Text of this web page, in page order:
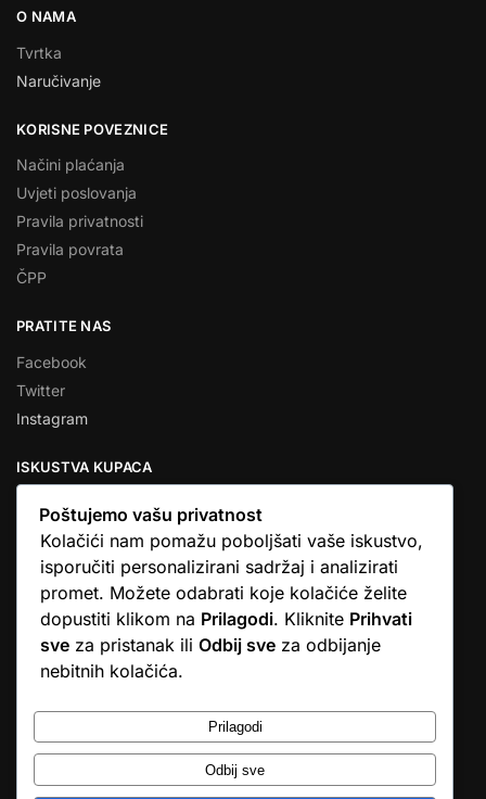
O NAMA
Tvrtka
Naručivanje
KORISNE POVEZNICE
Načini plaćanja
Uvjeti poslovanja
Pravila privatnosti
Pravila povrata
ČPP
PRATITE NAS
Facebook
Twitter
Instagram
ISKUSTVA KUPACA
★★★★★
… Ono što me se dojmilo je ljudski pristup i njihova briga da
dobijem što sam naručio. U većini web shopova nitko vas ne
zove, samo otkažu narudžbu. …
Stjepan D.M.
© Argus elektronika d.o.o.
Poštujemo vašu privatnost
Kolačići nam pomažu poboljšati vaše iskustvo,
isporučiti personalizirani sadržaj i analizirati
promet. Možete odabrati koje kolačiće želite
dopustiti klikom na Prilagodi. Kliknite Prihvati
sve za pristanak ili Odbij sve za odbijanje
nebitnih kolačića.
Prilagodi
Odbij sve